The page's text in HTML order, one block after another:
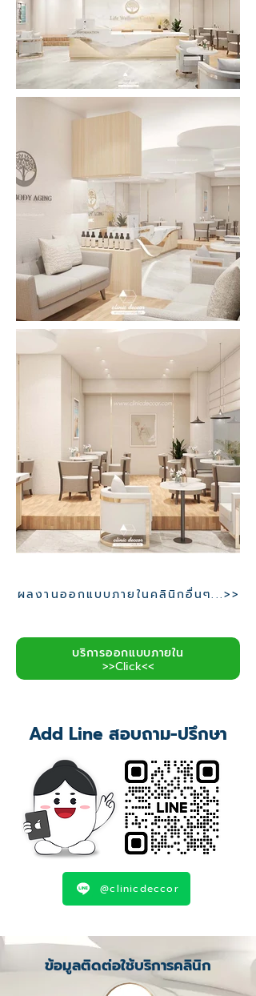
ผลงานออกแบบภายในคลินิกอื่นๆ...>>
บริการออกแบบภายใน
>>Click<<
Add Line สอบถาม-ปรึกษา
@clinicdeccor
ข้อมูลติดต่อใช้บริการคลินิก